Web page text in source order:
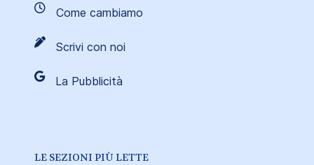
Come cambiamo
Scrivi con noi
La Pubblicità
LE SEZIONI PIÙ LETTE